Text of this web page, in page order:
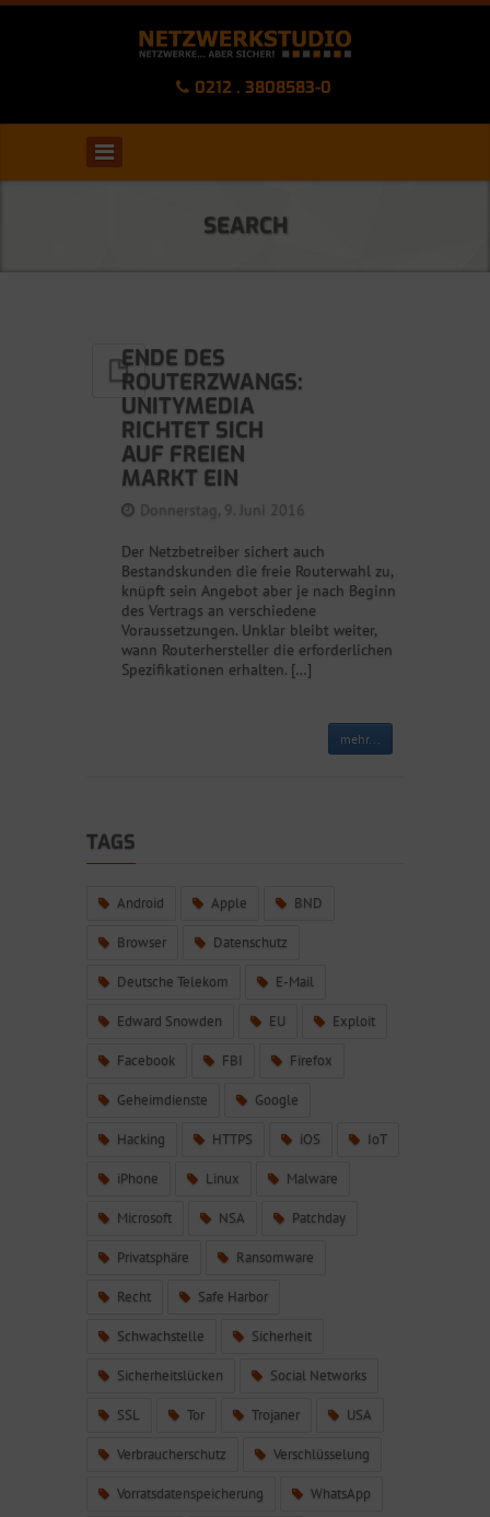
0212 . 3808583-0
SEARCH
ENDE DES
ROUTERZWANGS:
UNITYMEDIA
RICHTET SICH
AUF FREIEN
MARKT EIN
Donnerstag, 9. Juni 2016
Der Netzbetreiber sichert auch
Bestandskunden die freie Routerwahl zu,
knüpft sein Angebot aber je nach Beginn
des Vertrags an verschiedene
Voraussetzungen. Unklar bleibt weiter,
wann Routerhersteller die erforderlichen
Spezifikationen erhalten. […]
mehr...
TAGS
Android Apple BND
Browser Datenschutz
Deutsche Telekom E-Mail
Edward Snowden EU Exploit
Facebook FBI Firefox
Geheimdienste Google
Hacking HTTPS iOS IoT
iPhone Linux Malware
Microsoft NSA Patchday
Privatsphäre Ransomware
Recht Safe Harbor
Schwachstelle Sicherheit
Sicherheitslücken Social Networks
SSL Tor Trojaner USA
Verbraucherschutz Verschlüsselung
Vorratsdatenspeicherung WhatsApp